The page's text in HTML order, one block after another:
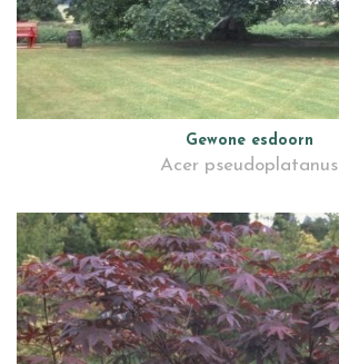
Gewone esdoorn
Acer pseudoplatanus